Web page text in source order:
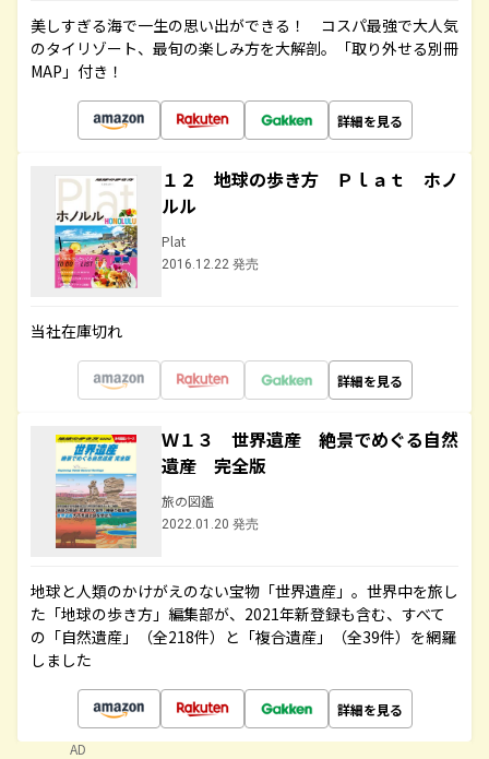
美しすぎる海で一生の思い出ができる！ コスパ最強で大人気
のタイリゾート、最旬の楽しみ方を大解剖。「取り外せる別冊
MAP」付き！
詳細を見る
１２ 地球の歩き方 Ｐｌａｔ ホノ
ルル
Plat
2016.12.22 発売
当社在庫切れ
詳細を見る
Ｗ１３ 世界遺産 絶景でめぐる自然
遺産 完全版
旅の図鑑
2022.01.20 発売
地球と人類のかけがえのない宝物「世界遺産」。世界中を旅し
た「地球の歩き方」編集部が、2021年新登録も含む、すべて
の「自然遺産」（全218件）と「複合遺産」（全39件）を網羅
しました
詳細を見る
AD